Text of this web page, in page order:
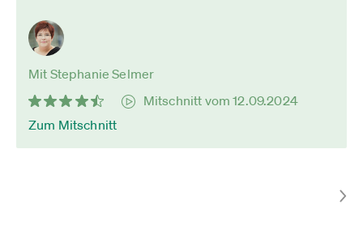
Mit Stephanie Selmer
Mitschnitt vom 12.09.2024
Zum Mitschnitt